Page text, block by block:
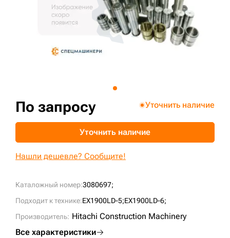
Каталожный номер:3080697;
Подходит к технике:EX1900LD-5;EX1900LD-6;
Производитель: Hitachi Construction Machinery
Все характеристики
По запросу Уточнить наличие
Уточнить наличие
Нашли дешевле? Сообщите!
3D тур по складам
sksale@skdst.ru